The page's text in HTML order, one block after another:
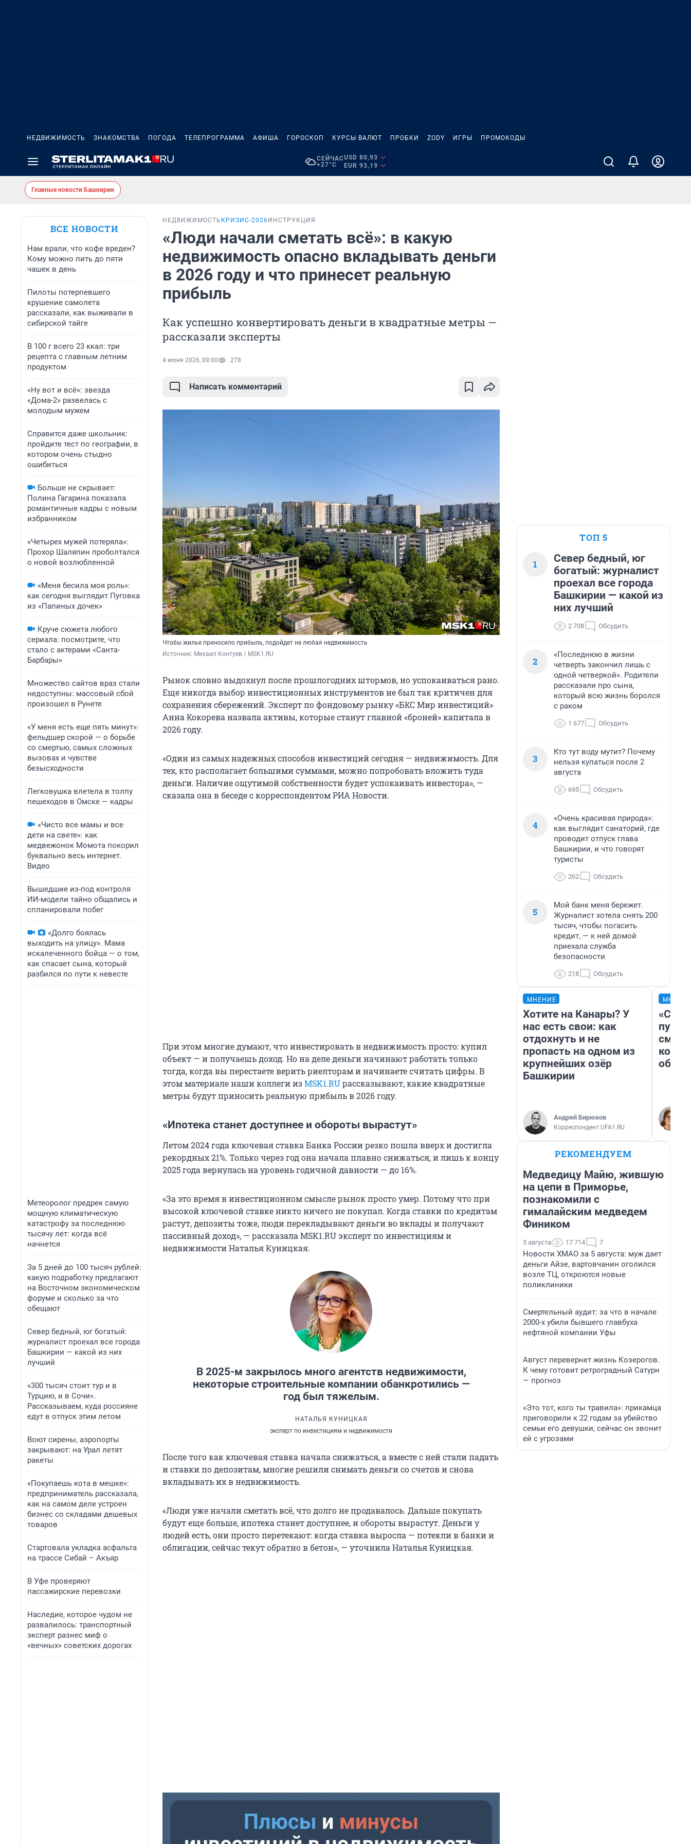
НЕДВИЖИМОСТЬ ЗНАКОМСТВА ПОГОДА ТЕЛЕПРОГРАММА АФИША ГОРОСКОП КУРСЫ ВАЛЮТ ПРОБКИ ZODY ИГРЫ ПРОМОКОДЫ
СЕЙЧАС
+27°C
USD 80,93
EUR 93,19
Главные новости Башкирии
ВСЕ НОВОСТИ
Нам врали, что кофе вреден?
Кому можно пить до пяти
чашек в день
Пилоты потерпевшего
крушение самолета
рассказали, как выживали в
сибирской тайге
В 100 г всего 23 ккал: три
рецепта с главным летним
продуктом
«Ну вот и всё»: звезда
«Дома-2» развелась с
молодым мужем
Справится даже школьник:
пройдите тест по географии, в
котором очень стыдно
ошибиться
Больше не скрывает:
Полина Гагарина показала
романтичные кадры с новым
избранником
«Четырех мужей потеряла»:
Прохор Шаляпин проболтался
о новой возлюбленной
«Меня бесила моя роль»:
как сегодня выглядит Пуговка
из «Папиных дочек»
Круче сюжета любого
сериала: посмотрите, что
стало с актерами «Санта-
Барбары»
Множество сайтов враз стали
недоступны: массовый сбой
произошел в Рунете
«У меня есть еще пять минут»:
фельдшер скорой — о борьбе
со смертью, самых сложных
вызовах и чувстве
безысходности
Легковушка влетела в толпу
пешеходов в Омске — кадры
«Чисто все мамы и все
дети на свете»: как
медвежонок Момота покорил
буквально весь интернет.
Видео
Вышедшие из-под контроля
ИИ-модели тайно общались и
спланировали побег
«Долго боялась
выходить на улицу». Мама
искалеченного бойца — о том,
как спасает сына, который
разбился по пути к невесте
Метеоролог предрек самую
мощную климатическую
катастрофу за последнюю
тысячу лет: когда всё
начнется
За 5 дней до 100 тысяч рублей:
какую подработку предлагают
на Восточном экономическом
форуме и сколько за что
обещают
Север бедный, юг богатый:
журналист проехал все города
Башкирии — какой из них
лучший
«300 тысяч стоит тур и в
Турцию, и в Сочи».
Рассказываем, куда россияне
едут в отпуск этим летом
Воют сирены, аэропорты
закрывают: на Урал летят
ракеты
«Покупаешь кота в мешке»:
предприниматель рассказала,
как на самом деле устроен
бизнес со складами дешевых
товаров
Стартовала укладка асфальта
на трассе Сибай – Акъяр
В Уфе проверяют
пассажирские перевозки
Наследие, которое чудом не
развалилось: транспортный
эксперт разнес миф о
«вечных» советских дорогах
НЕДВИЖИМОСТЬ КРИЗИС-2026 ИНСТРУКЦИЯ
«Люди начали сметать всё»: в какую
недвижимость опасно вкладывать деньги
в 2026 году и что принесет реальную
прибыль
Как успешно конвертировать деньги в квадратные метры —
рассказали эксперты
4 июня 2026, 09:00 278
Написать комментарий
Чтобы жилье приносило прибыль, подойдет не любая недвижимость
Источник: Михаил Контуев / MSK1.RU
Рынок словно выдохнул после прошлогодних штормов, но успокаиваться рано.
Еще никогда выбор инвестиционных инструментов не был так критичен для
сохранения сбережений. Эксперт по фондовому рынку «БКС Мир инвестиций»
Анна Кокорева назвала активы, которые станут главной «броней» капитала в
2026 году.
«Один из самых надежных способов инвестиций сегодня — недвижимость. Для
тех, кто располагает большими суммами, можно попробовать вложить туда
деньги. Наличие ощутимой собственности будет успокаивать инвестора», —
сказала она в беседе с корреспондентом РИА Новости.
При этом многие думают, что инвестировать в недвижимость просто: купил
объект — и получаешь доход. Но на деле деньги начинают работать только
тогда, когда вы перестаете верить риелторам и начинаете считать цифры. В
этом материале наши коллеги изMSK1.RUрассказывают, какие квадратные
метры будут приносить реальную прибыль в 2026 году.
«Ипотека станет доступнее и обороты вырастут»
Летом 2024 года ключевая ставка Банка России резко пошла вверх и достигла
рекордных 21%. Только через год она начала плавно снижаться, и лишь к концу
2025 года вернулась на уровень годичной давности — до 16%.
«За это время в инвестиционном смысле рынок просто умер. Потому что при
высокой ключевой ставке никто ничего не покупал. Когда ставки по кредитам
растут, депозиты тоже, люди перекладывают деньги во вклады и получают
пассивный доход», — рассказала MSK1.RU эксперт по инвестициям и
недвижимости Наталья Куницкая.
В 2025-м закрылось много агентств недвижимости,
некоторые строительные компании обанкротились —
год был тяжелым.
НАТАЛЬЯ КУНИЦКАЯ
эксперт по инвестициям и недвижимости
После того как ключевая ставка начала снижаться, а вместе с ней стали падать
и ставки по депозитам, многие решили снимать деньги со счетов и снова
вкладывать их в недвижимость.
«Люди уже начали сметать всё, что долго не продавалось. Дальше покупать
будут еще больше, ипотека станет доступнее, и обороты вырастут. Деньги у
людей есть, они просто перетекают: когда ставка выросла — потекли в банки и
облигации, сейчас текут обратно в бетон», — уточнила Наталья Куницкая.
ТОП 5
1
Север бедный, юг
богатый: журналист
проехал все города
Башкирии — какой из
них лучший
2 708 Обсудить
2
«Последнюю в жизни
четверть закончил лишь с
одной четверкой». Родители
рассказали про сына,
который всю жизнь боролся
с раком
1 677 Обсудить
3
Кто тут воду мутит? Почему
нельзя купаться после 2
августа
695 Обсудить
4
«Очень красивая природа»:
как выглядит санаторий, где
проводит отпуск глава
Башкирии, и что говорят
туристы
262 Обсудить
5
Мой банк меня бережет.
Журналист хотела снять 200
тысяч, чтобы погасить
кредит, — к ней домой
приехала служба
безопасности
218 Обсудить
МНЕНИЕ
Хотите на Канары? У
нас есть свои: как
отдохнуть и не
пропасть на одном из
крупнейших озёр
Башкирии
Андрей Бирюков
Корреспондент UFA1.RU
РЕКОМЕНДУЕМ
Медведицу Майю, жившую
на цепи в Приморье,
познакомили с
гималайским медведем
Фиником
5 августа 17 714 7
Новости ХМАО за 5 августа: муж дает
деньги Айзе, вартовчанин оголился
возле ТЦ, откроются новые
поликлиники
Смертельный аудит: за что в начале
2000-х убили бывшего главбуха
нефтяной компании Уфы
Август перевернет жизнь Козерогов.
К чему готовит ретроградный Сатурн
— прогноз
«Это тот, кого ты травила»: прикамца
приговорили к 22 годам за убийство
семьи его девушки, сейчас он звонит
ей с угрозами